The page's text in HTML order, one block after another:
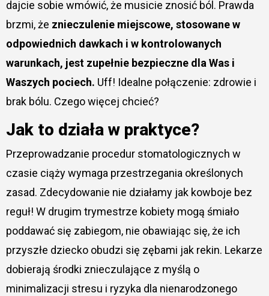
dajcie sobie wmówić, że musicie znosić ból. Prawda
brzmi, że znieczulenie miejscowe, stosowane w
odpowiednich dawkach i w kontrolowanych
warunkach, jest zupełnie bezpieczne dla Was i
Waszych pociech. Uff! Idealne połączenie: zdrowie i
brak bólu. Czego więcej chcieć?
Jak to działa w praktyce?
Przeprowadzanie procedur stomatologicznych w
czasie ciąży wymaga przestrzegania określonych
zasad. Zdecydowanie nie działamy jak kowboje bez
reguł! W drugim trymestrze kobiety mogą śmiało
poddawać się zabiegom, nie obawiając się, że ich
przyszłe dziecko obudzi się zębami jak rekin. Lekarze
dobierają środki znieczulające z myślą o
minimalizacji stresu i ryzyka dla nienarodzonego